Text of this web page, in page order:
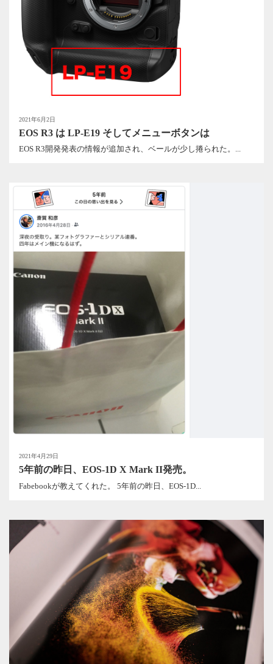
2021年6月2日
EOS R3 は LP-E19 そしてメニューボタンは
EOS R3開発発表の情報が追加され、ベールが少し捲られた。...
2021年4月29日
5年前の昨日、EOS-1D X Mark II発売。
Fabebookが教えてくれた。 5年前の昨日、EOS-1D...